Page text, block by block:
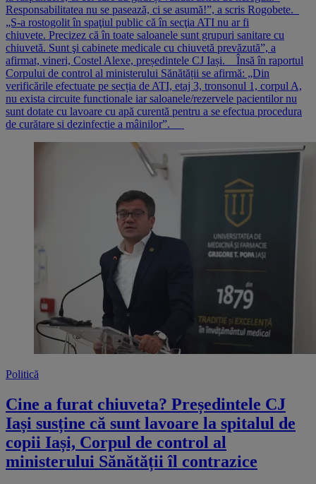
Responsabilitatea nu se pasează, ci se asumă!”, a scris Rogobete.
„S-a rostogolit în spaţiul public că în secţia ATI nu ar fi
chiuvete. Precizez că în toate saloanele sunt grupuri sanitare cu
chiuvetă. Sunt şi cabinete medicale cu chiuvetă prevăzută”, a
afirmat, vineri, Costel Alexe, președintele CJ Iași. Însă în raportul
Corpului de control al ministerului Sănătății se afirmă: „Din
verificările efectuate pe secția de ATI, etaj 3, tronsonul 1, corpul A,
nu exista circuite functionale iar saloanele/rezervele pacientilor nu
sunt dotate cu lavoare cu apă curentă pentru a se efectua procedura
de curătare si dezinfectie a mâinilor”.
Politică
Cine a furat chiuveta? Președintele CJ
Iași susține că sunt lavoare la spitalul de
copii Iași, Corpul de control al
ministerului Sănătății îl contrazice